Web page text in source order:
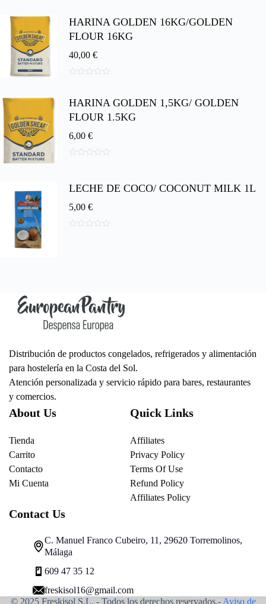
e
HARINA GOLDEN 16KG/GOLDEN
FLOUR 16KG
40,00 €
e
HARINA GOLDEN 1,5KG/ GOLDEN
FLOUR 1.5KG
6,00 €
5
LECHE DE COCO/ COCONUT MILK 1L
5,00 €
Distribución de productos congelados, refrigerados y alimentación
para hostelería en la Costa del Sol.
Atención personalizada y servicio rápido para bares, restaurantes
y comercios.
About Us
Tienda
Carrito
Contacto
Mi Cuenta
Quick Links
Affiliates
Privacy Policy
Terms Of Use
Refund Policy
Affiliates Policy
Contact Us
C. Manuel Franco Cubeiro, 11, 29620 Torremolinos,
Málaga
609 47 35 12
freskisol16@gmail.com
© 2025 Freskisol S.L. - Todos los derechos reservados.- Aviso de